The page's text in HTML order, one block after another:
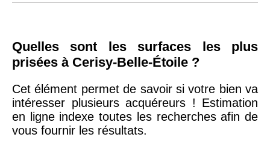
Quelles sont les surfaces les plus
prisées à Cerisy-Belle-Étoile ?
Cet élément permet de savoir si votre bien va
intéresser plusieurs acquéreurs ! Estimation
en ligne indexe toutes les recherches afin de
vous fournir les résultats.